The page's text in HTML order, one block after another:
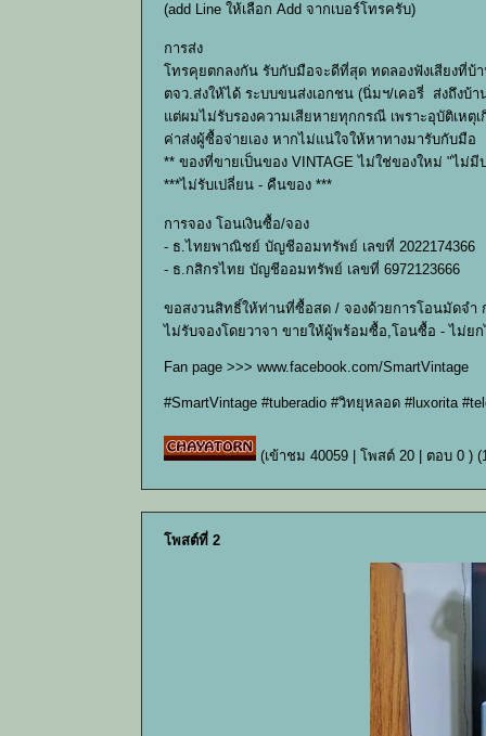
(add Line ให้เลือก Add จากเบอร์โทรครับ)
การส่ง
โทรคุยตกลงกัน รับกับมือจะดีที่สุด ทดลองฟังเสียงที่บ้
ตจว.ส่งให้ได้ ระบบขนส่งเอกชน (นิ่มฯ/เคอรี่ ส่งถึงบ้
แต่ผมไม่รับรองความเสียหายทุกกรณี เพราะอุบัติเหตุ
ค่าส่งผู้ซื้อจ่ายเอง หากไม่แน่ใจให้หาทางมารับกับมือ
** ของที่ขายเป็นของ VINTAGE ไม่ใช่ของใหม่ "ไม่มี
***ไม่รับเปลี่ยน - คืนของ ***
การจอง โอนเงินซื้อ/จอง
- ธ.ไทยพาณิชย์ บัญชีออมทรัพย์ เลขที่ 2022174366
- ธ.กสิกรไทย บัญชีออมทรัพย์ เลขที่ 6972123666
ขอสงวนสิทธิ์ให้ท่านที่ซื้อสด / จองด้วยการโอนมัดจำ
ไม่รับจองโดยวาจา ขายให้ผู้พร้อมซื้อ,โอนซื้อ - ไม่ย
Fan page >>> www.facebook.com/SmartVintage
#SmartVintage #tuberadio #วิทยุหลอด #luxorita
(เข้าชม 40059 | โพสต์ 20 | ตอบ 0 )
โพสต์ที่ 2